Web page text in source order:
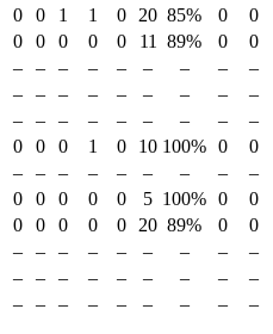
0 0 1 1 0 20 85% 0
0
0 0 0 0 0 11 89% 0
0
– – – – – – – –
–
– – – – – – – –
–
– – – – – – – –
–
0 0 0 1 0 10 100% 0
0
– – – – – – – –
–
0 0 0 0 0 5 100% 0
0
0 0 0 0 0 20 89% 0
0
– – – – – – – –
–
– – – – – – – –
–
– – – – – – – –
–